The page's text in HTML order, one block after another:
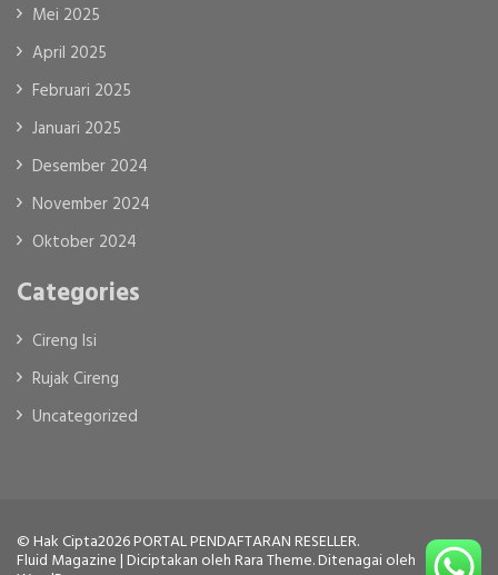
Mei 2025
April 2025
Februari 2025
Januari 2025
Desember 2024
November 2024
Oktober 2024
Categories
Cireng Isi
Rujak Cireng
Uncategorized
© Hak Cipta2026PORTAL PENDAFTARAN RESELLER.
Fluid Magazine | Diciptakan olehRara Theme. Ditenagai oleh